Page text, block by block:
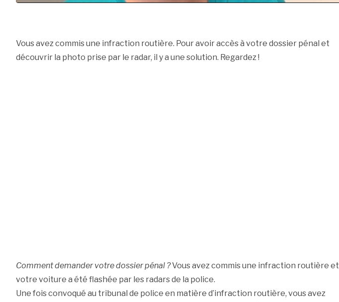
Vous avez commis une infraction routière. Pour avoir accès à votre dossier pénal et
découvrir la photo prise par le radar, il y a une solution. Regardez !
Comment demander votre dossier pénal ?Vous avez commis une infraction routière et
votre voiture a été flashée par les radars de la police.
Une fois convoqué au tribunal de police en matière d’infraction routière, vous avez